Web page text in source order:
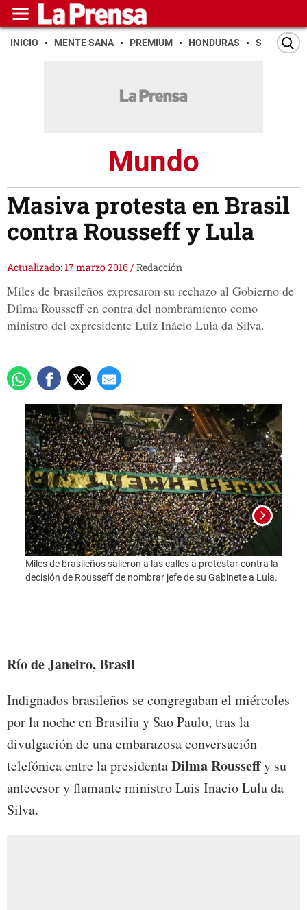
INICIO MENTE SANA PREMIUM HONDURAS SAN PEDRO
Mundo
Masiva protesta en Brasil
contra Rousseff y Lula
Actualizado: 17 marzo 2016/Redacción
Miles de brasileños expresaron su rechazo al Gobierno de
Dilma Rousseff en contra del nombramiento como
ministro del expresidente Luiz Inácio Lula da Silva.
Miles de brasileños salieron a las calles a protestar contra la
decisión de Rousseff de nombrar jefe de su Gabinete a Lula.
Río de Janeiro, Brasil
Indignados brasileños se congregaban el miércoles
por la noche en Brasilia y Sao Paulo, tras la
divulgación de una embarazosa conversación
telefónica entre la presidentaDilma Rousseffy su
antecesor y flamante ministro Luis Inacio Lula da
Silva.